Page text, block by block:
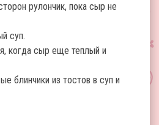
рулончик, пока сыр не
суп.
когда сыр еще теплый и
блинчики из тостов в суп и